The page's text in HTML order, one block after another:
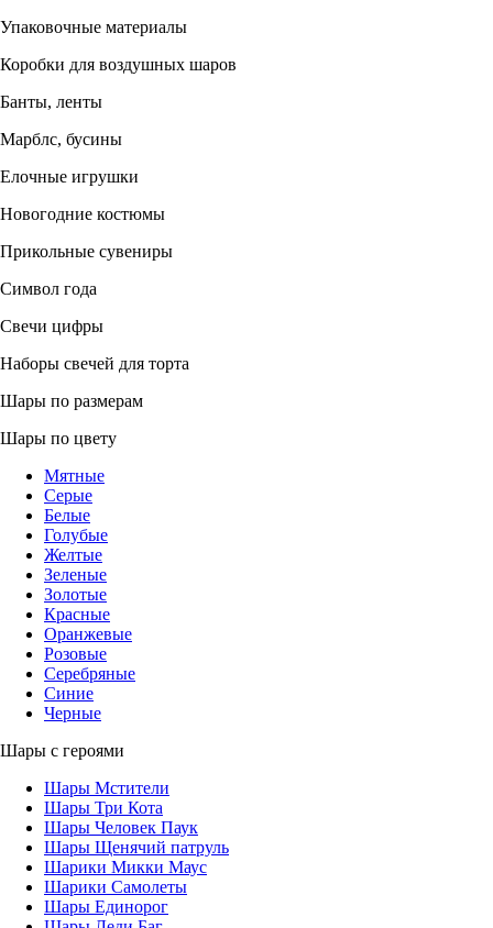
Упаковочные материалы
Коробки для воздушных шаров
Банты, ленты
Марблс, бусины
Елочные игрушки
Новогодние костюмы
Прикольные сувениры
Символ года
Свечи цифры
Наборы свечей для торта
Шары по размерам
Шары по цвету
Мятные
Серые
Белые
Голубые
Желтые
Зеленые
Золотые
Красные
Оранжевые
Розовые
Серебряные
Синие
Черные
Шары с героями
Шары Мстители
Шары Три Кота
Шары Человек Паук
Шары Щенячий патруль
Шарики Микки Маус
Шарики Самолеты
Шары Единорог